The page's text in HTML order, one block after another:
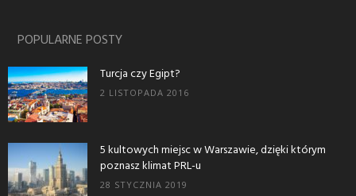
POPULARNE POSTY
Turcja czy Egipt?
2 LISTOPADA 2016
5 kultowych miejsc w Warszawie, dzięki którym
poznasz klimat PRL-u
28 STYCZNIA 2019